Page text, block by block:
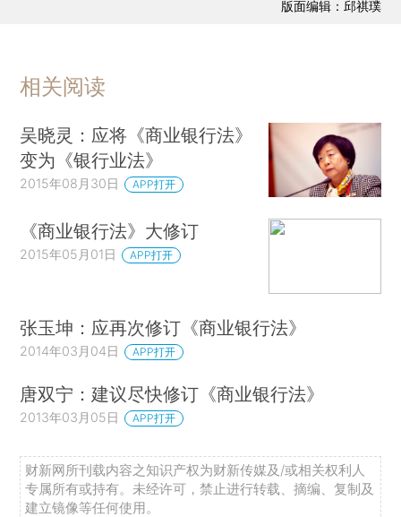
版面编辑：邱祺璞
相关阅读
吴晓灵：应将《商业银行法》
变为《银行业法》
2015年08月30日 APP打开
《商业银行法》大修订
2015年05月01日 APP打开
张玉坤：应再次修订《商业银行法》
2014年03月04日 APP打开
唐双宁：建议尽快修订《商业银行法》
2013年03月05日 APP打开
财新网所刊载内容之知识产权为财新传媒及/或相关权利人
专属所有或持有。未经许可，禁止进行转载、摘编、复制及
建立镜像等任何使用。